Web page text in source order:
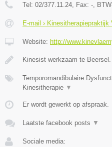
Tel: 02/377.11.24 , Fax: - ,
E-mail › Kinesitherapiepraktijk
Website: http://
Kinesist werkzaam te Beersel.
Temporomandibulaire
Kinesitherapie ▼
Er wordt gewerkt op afspraak.
Laatste facebook posts ▼
Sociale media: